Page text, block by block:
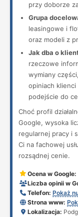
przy doborze
Grupa
leasingowe i
oraz modeli z
Jak dba o
rzeczowe
wymiany
opiniach
podejście do
Choć profil
Google, wysoka
regularnej pracy i
Ci na fachowej
rozsądnej cenie.
Ocena w Google:
Liczba opinii w
Telefon: Pokaż
Strona www:
Lokalizacja: